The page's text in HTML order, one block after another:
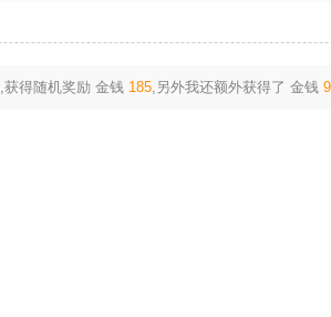
,获得随机奖励金钱 185,另外我还额外获得了 金钱9